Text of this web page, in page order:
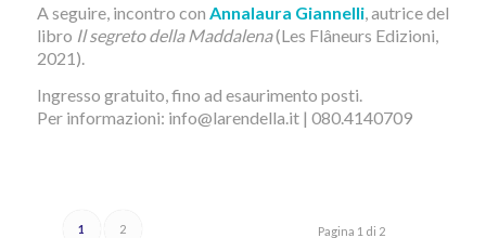
A seguire, incontro con Annalaura Giannelli, autrice del
libro Il segreto della Maddalena(Les Flâneurs Edizioni,
2021).
Ingresso gratuito, fino ad esaurimento posti.
Per informazioni: info@larendella.it | 080.4140709
Pagina 1 di 2
1 2